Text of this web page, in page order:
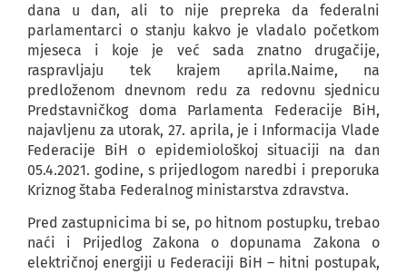
dana u dan, ali to nije prepreka da federalni
parlamentarci o stanju kakvo je vladalo početkom
mjeseca i koje je već sada znatno drugačije,
raspravljaju tek krajem aprila.Naime, na
predloženom dnevnom redu za redovnu sjednicu
Predstavničkog doma Parlamenta Federacije BiH,
najavljenu za utorak, 27. aprila, je i Informacija Vlade
Federacije BiH o epidemiološkoj situaciji na dan
05.4.2021. godine, s prijedlogom naredbi i preporuka
Kriznog štaba Federalnog ministarstva zdravstva.
Pred zastupnicima bi se, po hitnom postupku, trebao
naći i Prijedlog Zakona o dopunama Zakona o
električnoj energiji u Federaciji BiH – hitni postupak,